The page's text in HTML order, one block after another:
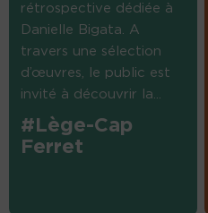
rétrospective dédiée à
Danielle Bigata. A
travers une sélection
d’œuvres, le public est
invité à découvrir la...
#Lège-Cap
Ferret